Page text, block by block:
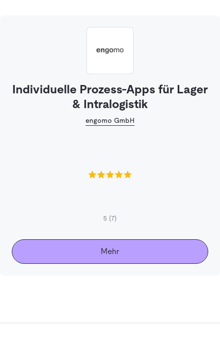
Individuelle Prozess-Apps für Lager
& Intralogistik
engomo GmbH
5 (7)
Mehr